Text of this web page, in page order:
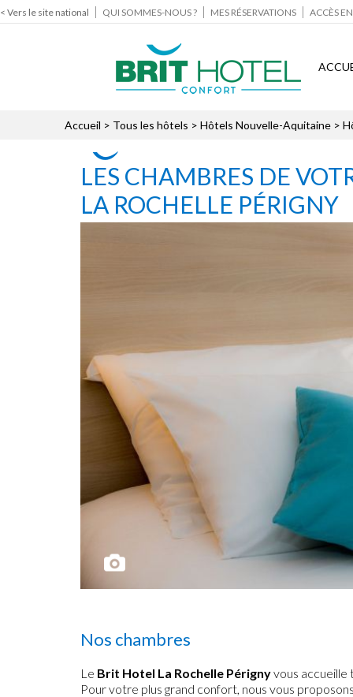
< Vers le site national QUI SOMMES-NOUS ? MES RÉSERVATIONS ACCÈS
Accueil > Tous les hôtels > Hôtels Nouvelle-Aquitaine >
LES CHAMBRES DE
LA ROCHELLE PÉRIGNY
Nos chambres
Le Brit Hotel La Rochelle Pérignyvous accueille
Pour votre plus grand confort, nous vous